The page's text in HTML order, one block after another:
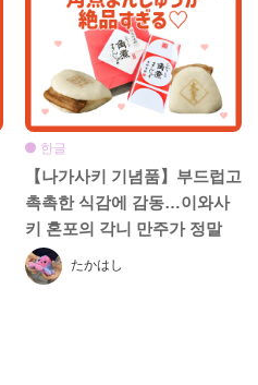
たかはし
한글
【나가사키 기념품】부드럽고
촉촉한 식감에 감동…이와사
키 혼포의 각니 만주가 정말
맛있어요!